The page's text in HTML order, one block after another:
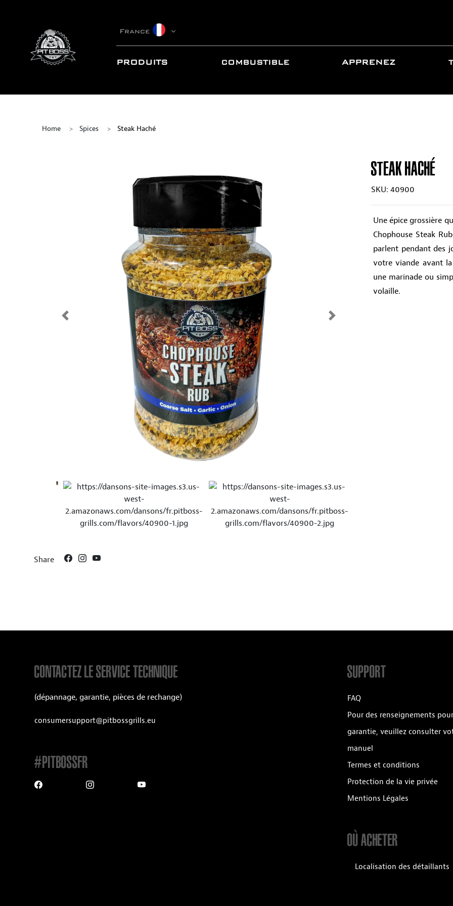
France
PRODUITS COMBUSTIBLE APPRENEZ
Home Spices Steak Haché
Previous Next
STEAK HACHÉ
SKU: 40900
Une épice grossière
Chophouse Steak
parlent pendant des
votre viande avant la
une marinade ou
volaille.
Share
CONTACTEZ LE SERVICE TECHNIQUE
(dépannage, garantie, pièces de rechange)
consumersupport@pitbossgrills.eu
#PITBOSSFR
SUPPORT
FAQ
Pour des renseignements
garantie, veuillez consulter
manuel
Termes et conditions
Protection de la vie privée
Mentions Légales
OÙ ACHETER
Localisation des détaillants